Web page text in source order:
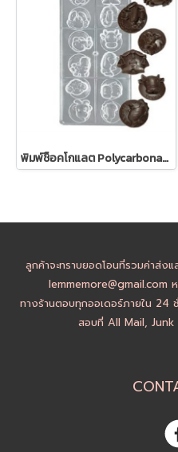
พิมพ์ช็อคโกแลต Polycarbonate รูป12ราศี (2029)
ลูกค้าจะทราบยอดโอนที่รวมค่าส่ง
lemmemore@gmail.com
ทางร้านตอบทุกออเดอร์ภายใน 24
สอบที่ All Mail, Junk